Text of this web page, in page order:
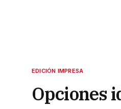
EDICIÓN IMPRESA
Opciones